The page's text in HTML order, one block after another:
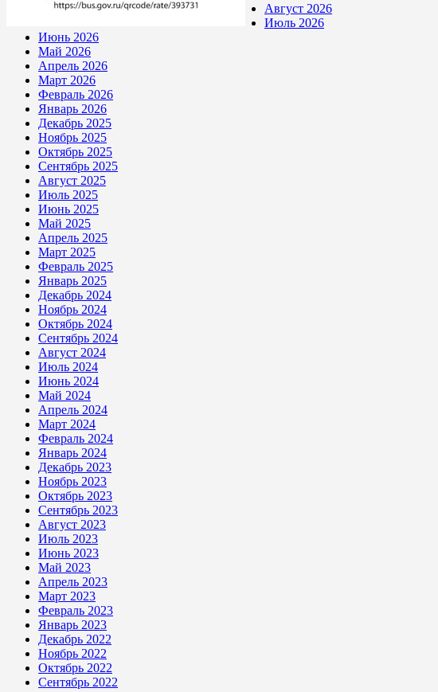
Август 2026
Июль 2026
Июнь 2026
Май 2026
Апрель 2026
Март 2026
Февраль 2026
Январь 2026
Декабрь 2025
Ноябрь 2025
Октябрь 2025
Сентябрь 2025
Август 2025
Июль 2025
Июнь 2025
Май 2025
Апрель 2025
Март 2025
Февраль 2025
Январь 2025
Декабрь 2024
Ноябрь 2024
Октябрь 2024
Сентябрь 2024
Август 2024
Июль 2024
Июнь 2024
Май 2024
Апрель 2024
Март 2024
Февраль 2024
Январь 2024
Декабрь 2023
Ноябрь 2023
Октябрь 2023
Сентябрь 2023
Август 2023
Июль 2023
Июнь 2023
Май 2023
Апрель 2023
Март 2023
Февраль 2023
Январь 2023
Декабрь 2022
Ноябрь 2022
Октябрь 2022
Сентябрь 2022